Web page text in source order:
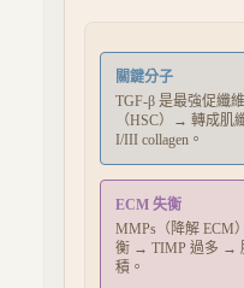
關鍵分子
TGF-β 是最強促纖
（HSC）→ 轉成肌
I/III collagen。
ECM 失衡
MMPs（降解 ECM
衡 → TIMP 過多 →
積。